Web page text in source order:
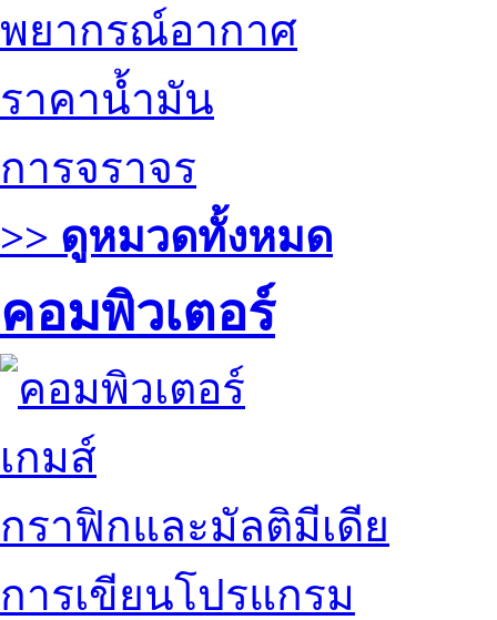
พยากรณ์อากาศ
ราคาน้ำมัน
การจราจร
>> ดูหมวดทั้งหมด
คอมพิวเตอร์
เกมส์
กราฟิกและมัลติมีเดีย
การเขียนโปรแกรม